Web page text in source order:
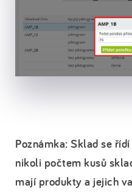
Poznámka: Sklad se
nikoli počtem kusů
mají produkty a jejich